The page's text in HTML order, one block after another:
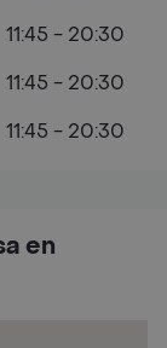
en
11:45 - 20:30
11:45 - 20:30
11:45 - 20:30